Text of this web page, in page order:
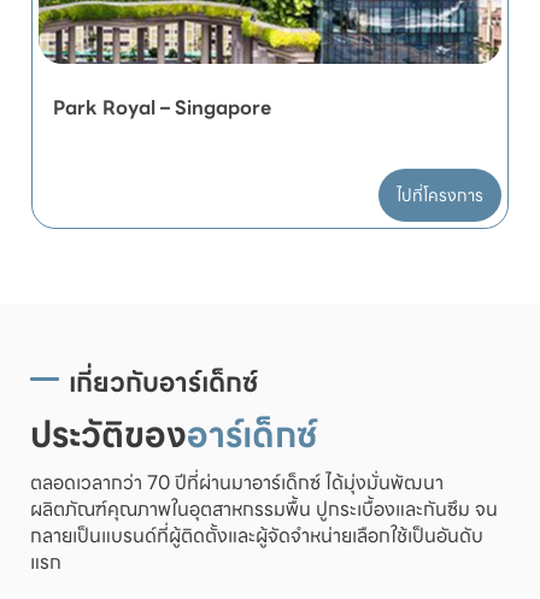
Park Royal – Singapore
ไปที่โครงการ
เกี่ยวกับอาร์เด็กซ์
ประวัติของอาร์เด็กซ์
ตลอดเวลากว่า 70 ปีที่ผ่านมาอาร์เด็กซ์ ได้มุ่งมั่นพัฒนา
ผลิตภัณฑ์คุณภาพในอุตสาหกรรมพื้น ปูกระเบื้องและกันซึม จน
กลายเป็นแบรนด์ที่ผู้ติดตั้งและผู้จัดจำหน่ายเลือกใช้เป็นอันดับ
แรก